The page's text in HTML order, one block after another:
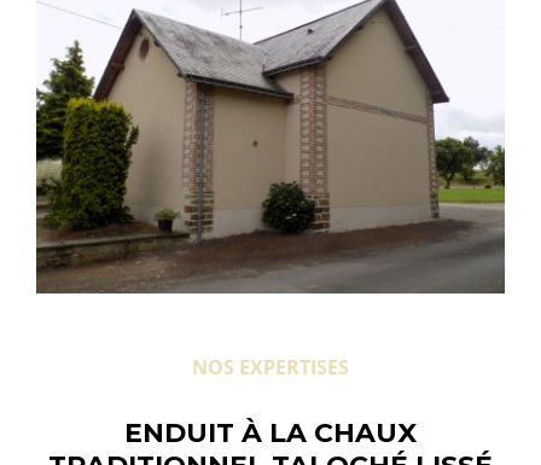
NOS EXPERTISES
ENDUIT À LA CHAUX